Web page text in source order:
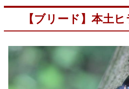
【ブリード】本土